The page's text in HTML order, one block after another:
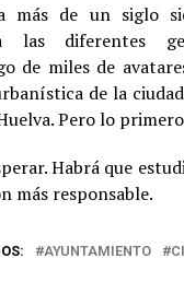
más de un siglo
las diferentes
de miles de
de la
Pero lo
Habrá que
más responsable.
AYUNTAMIENTO